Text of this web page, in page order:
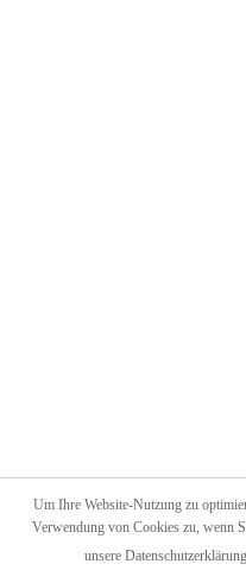
Um Ihre Website-Nutzung zu
Verwendung von Cookies zu, wenn
unsere Datenschutzerklärung